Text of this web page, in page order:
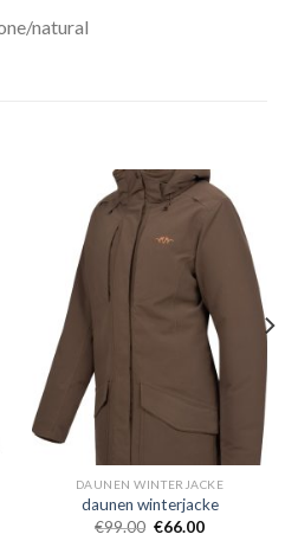
natural
DAUNEN WINTERJACKE
daunen winterjacke
€99.00 €66.00